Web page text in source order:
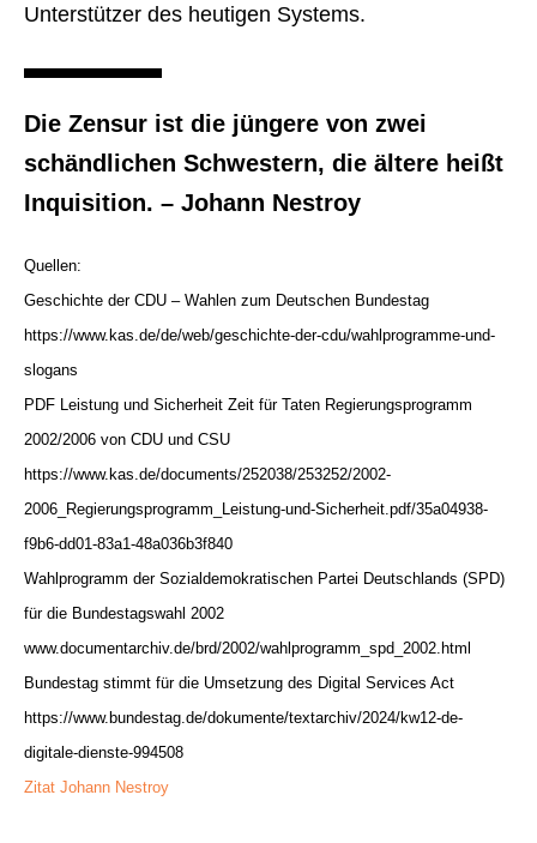
Unterstützer des heutigen Systems.
Die Zensur ist die jüngere von zwei
schändlichen Schwestern, die ältere heißt
Inquisition. – Johann Nestroy
Quellen:
Geschichte der CDU – Wahlen zum Deutschen Bundestag
https://www.kas.de/de/web/geschichte-der-cdu/wahlprogramme-und-
slogans
PDF Leistung und Sicherheit Zeit für Taten Regierungsprogramm
2002/2006 von CDU und CSU
https://www.kas.de/documents/252038/253252/2002-
2006_Regierungsprogramm_Leistung-und-Sicherheit.pdf/35a04938-
f9b6-dd01-83a1-48a036b3f840
Wahlprogramm der Sozialdemokratischen Partei Deutschlands (SPD)
für die Bundestagswahl 2002
www.documentarchiv.de/brd/2002/wahlprogramm_spd_2002.html
Bundestag stimmt für die Umsetzung des Digital Services Act
https://www.bundestag.de/dokumente/textarchiv/2024/kw12-de-
digitale-dienste-994508
Zitat Johann Nestroy